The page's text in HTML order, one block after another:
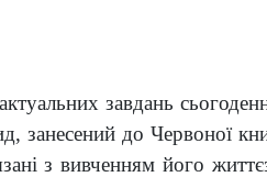
завдань
занесений до Червоної
з вивченням його